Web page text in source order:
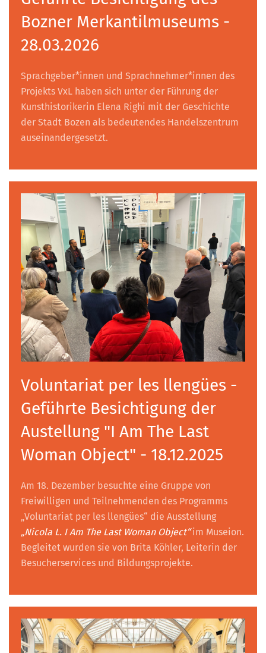
Bozner Merkantilmuseums -
28.03.2026
Sprachgeber*innen und Sprachnehmer*innen des
Projekts VxL haben sich unter der Führung der
Kunsthistorikerin Elena Righi mit der Geschichte
der Stadt Bozen als bedeutendes Handelszentrum
auseinandergesetzt.
Voluntariat per les llengües -
Geführte Besichtigung der
Austellung "I Am The Last
Woman Object" - 18.12.2025
Am 18. Dezember besuchte eine Gruppe von
Freiwilligen und Teilnehmenden des Programms
„Voluntariat per les llengües“ die Ausstellung
„Nicola L. I Am The Last Woman Object“im Museion.
Begleitet wurden sie von Brita Köhler, Leiterin der
Besucherservices und Bildungsprojekte.